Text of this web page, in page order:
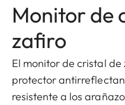
Monitor de
zafiro
El monitor de cristal
protector
resistente a los